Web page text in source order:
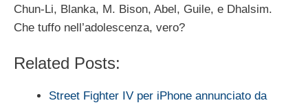
Chun-Li, Blanka, M. Bison, Abel, Guile, e Dhalsim.
Che tuffo nell’adolescenza, vero?
Related Posts:
Street Fighter IV per iPhone annunciato da